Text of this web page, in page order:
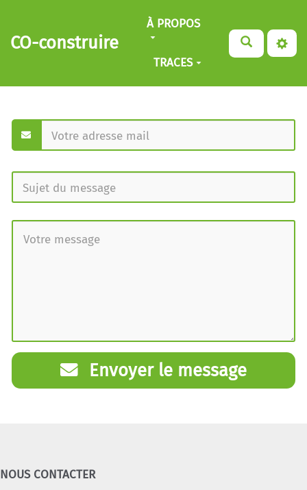
Aller au contenu principal
CO-construire
À PROPOS
TRACES
Envoyer le message
NOUS CONTACTER